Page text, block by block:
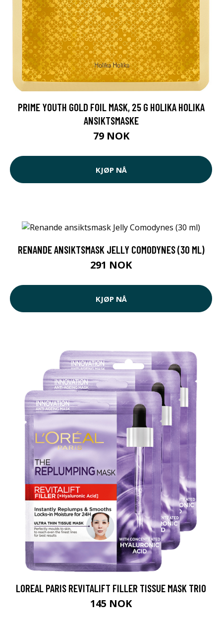
PRIME YOUTH GOLD FOIL MASK, 25 G HOLIKA HOLIKA
ANSIKTSMASKE
79 NOK
KJØP NÅ
RENANDE ANSIKTSMASK JELLY COMODYNES (30 ML)
291 NOK
KJØP NÅ
LOREAL PARIS REVITALIFT FILLER TISSUE MASK TRIO
145 NOK